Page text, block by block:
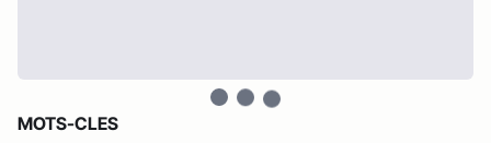
MOTS-CLES